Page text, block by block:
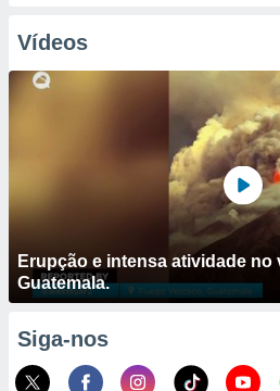
Vídeos
Erupção e intensa atividade no
Guatemala.
Siga-nos